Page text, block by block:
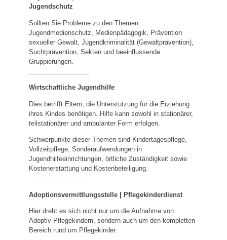
Jugendschutz
Sollten Sie Probleme zu den Themen
Jugendmedienschutz, Medienpädagogik, Prävention
sexueller Gewalt, Jugendkriminalität (Gewaltprävention),
Suchtprävention, Sekten und beeinflussende
Gruppierungen.
Wirtschaftliche Jugendhilfe
Dies betrifft Eltern, die Unterstützung für die Erziehung
ihres Kindes benötigen. Hilfe kann sowohl in stationärer,
teilstationärer und ambulanter Form erfolgen.
Schwerpunkte dieser Themen sind Kindertagespflege,
Vollzeitpflege, Sonderaufwendungen in
Jugendhilfeeinrichtungen, örtliche Zuständigkeit sowie
Kostenerstattung und Kostenbeteiligung.
Adoptionsvermittlungsstelle | Pflegekinderdienst
Hier dreht es sich nicht nur um die Aufnahme von
Adoptiv-Pflegekindern, sondern auch um den kompletten
Bereich rund um Pflegekinder.